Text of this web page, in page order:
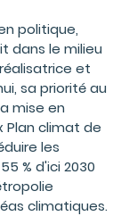
politique,
dans le milieu
et
sa priorité au
mise en
climat de
les
% d'ici 2030
climatiques.